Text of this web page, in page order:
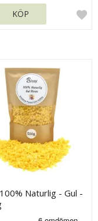
KÖP
Naturlig - Gul -